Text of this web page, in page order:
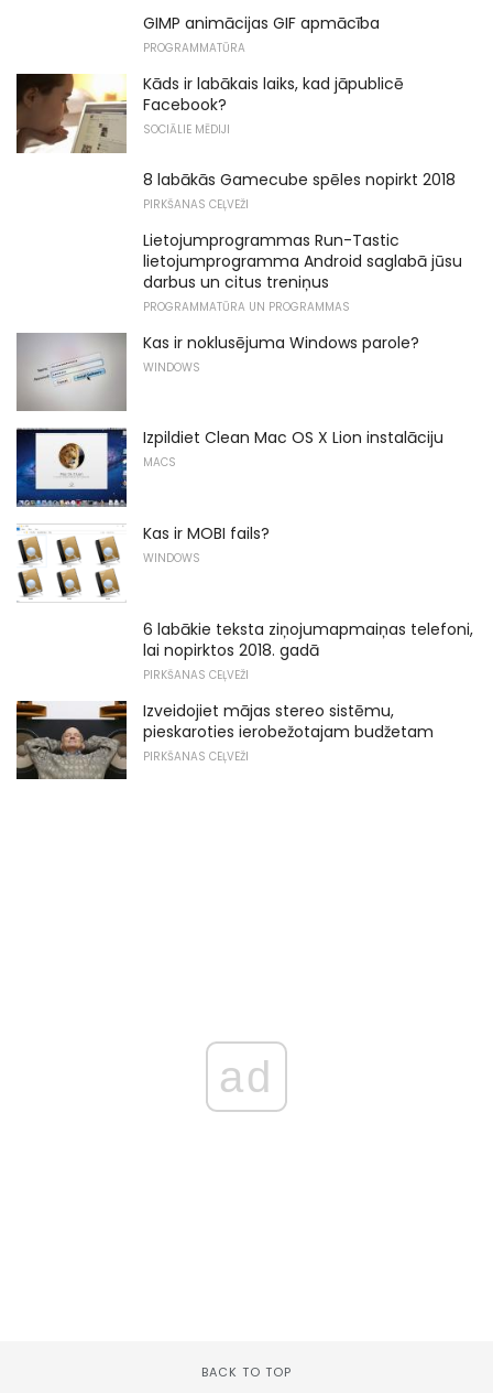
GIMP animācijas GIF apmācība
PROGRAMMATŪRA
Kāds ir labākais laiks, kad jāpublicē
Facebook?
SOCIĀLIE MĒDIJI
8 labākās Gamecube spēles nopirkt 2018
PIRKŠANAS CEĻVEŽI
Lietojumprogrammas Run-Tastic
lietojumprogramma Android saglabā jūsu
darbus un citus treniņus
PROGRAMMATŪRA UN PROGRAMMAS
Kas ir noklusējuma Windows parole?
WINDOWS
Izpildiet Clean Mac OS X Lion instalāciju
MACS
Kas ir MOBI fails?
WINDOWS
6 labākie teksta ziņojumapmaiņas telefoni,
lai nopirktos 2018. gadā
PIRKŠANAS CEĻVEŽI
Izveidojiet mājas stereo sistēmu,
pieskaroties ierobežotajam budžetam
PIRKŠANAS CEĻVEŽI
ad
BACK TO TOP